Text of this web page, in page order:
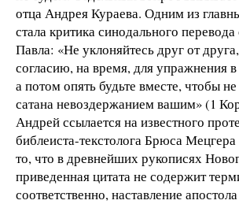
отца Андрея Кураева. Одним из
стала критика синодального
Павла: «Не уклоняйтесь друг от
согласию, на время, для упражнения
а потом опять будьте вместе, чтобы
сатана невоздержанием вашим» (1
Андрей ссылается на известного
библеиста-текстолога Брюса Мецгера
то, что в древнейших рукописях
приведенная цитата не содержит
соответственно, наставление